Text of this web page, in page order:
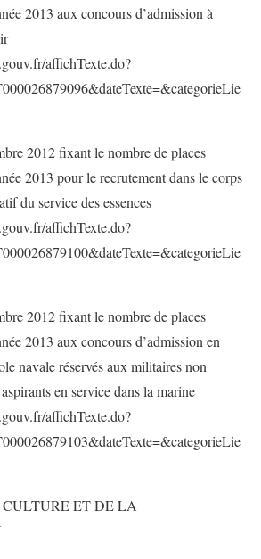
2013 aux concours d’admission à
affichTexte.do?
2012 fixant le nombre de places
2013 pour le recrutement dans le corps
du service des essences
affichTexte.do?
2012 fixant le nombre de places
2013 aux concours d’admission en
navale réservés aux militaires non
en service dans la marine
affichTexte.do?
ET DE LA